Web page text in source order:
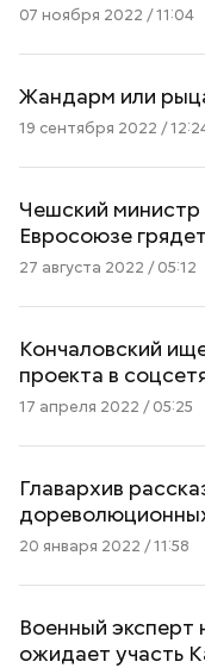
07 ноября 2022 / 11:04
Жандарм или
19 сентября 2022 /
Чешский министр
Евросоюзе
27 августа 2022 / 05:12
Кончаловский
проекта в
17 апреля 2022 / 05:25
Главархив
20 января 2022 / 11:58
Военный эксперт
ожидает участь